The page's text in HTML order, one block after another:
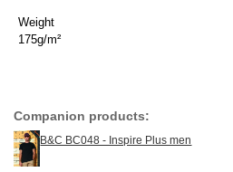
Weight
175g/m²
Companion products:
B&C BC048 - Inspire Plus men